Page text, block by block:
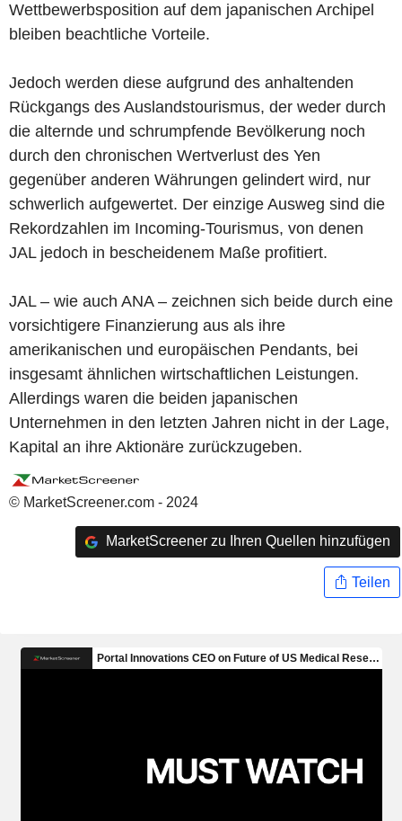
Wettbewerbsposition auf dem japanischen Archipel
bleiben beachtliche Vorteile.
Jedoch werden diese aufgrund des anhaltenden
Rückgangs des Auslandstourismus, der weder durch
die alternde und schrumpfende Bevölkerung noch
durch den chronischen Wertverlust des Yen
gegenüber anderen Währungen gelindert wird, nur
schwerlich aufgewertet. Der einzige Ausweg sind die
Rekordzahlen im Incoming-Tourismus, von denen
JAL jedoch in bescheidenem Maße profitiert.
JAL – wie auch ANA – zeichnen sich beide durch eine
vorsichtigere Finanzierung aus als ihre
amerikanischen und europäischen Pendants, bei
insgesamt ähnlichen wirtschaftlichen Leistungen.
Allerdings waren die beiden japanischen
Unternehmen in den letzten Jahren nicht in der Lage,
Kapital an ihre Aktionäre zurückzugeben.
© MarketScreener.com - 2024
MarketScreener zu Ihren Quellen hinzufügen
Teilen